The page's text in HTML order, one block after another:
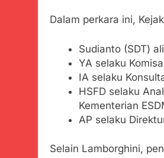
Dalam perkara ini,
Sudianto (SDT)
YA selaku
IA selaku
HSFD selaku
Kementerian
AP selaku
Selain Lamborghini,